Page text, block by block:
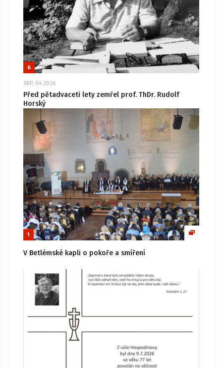
6
SRP, 04 2026
Před pětadvaceti lety zemřel prof. ThDr. Rudolf
Horský
1
V Betlémské kapli o pokoře a smíření